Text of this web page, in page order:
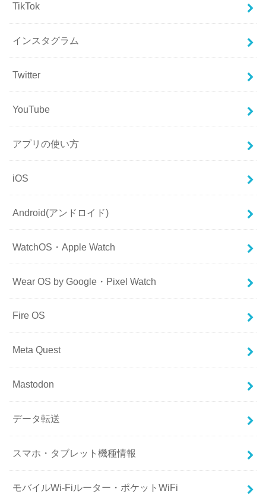
TikTok
インスタグラム
Twitter
YouTube
アプリの使い方
iOS
Android(アンドロイド)
WatchOS・Apple Watch
Wear OS by Google・Pixel Watch
Fire OS
Meta Quest
Mastodon
データ転送
スマホ・タブレット機種情報
モバイルWi-Fiルーター・ポケットWiFi